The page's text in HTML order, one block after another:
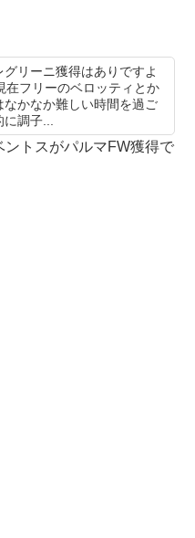
リーニ獲得はありですよ
在フリーのベロッティとか
かなか難しい時間を過ご
調子...
トスがパルマFW獲得で